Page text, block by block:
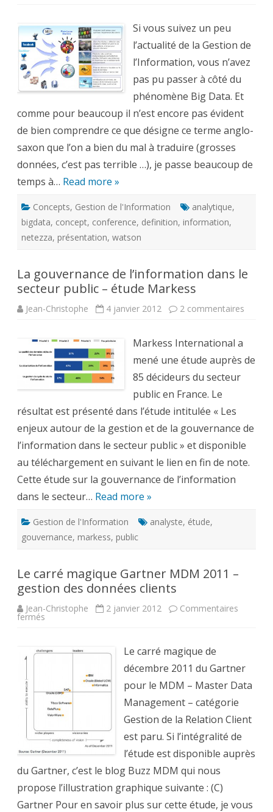
?
Si vous suivez un peu
l’actualité de la Gestion de
l’Information, vous n’avez
pas pu passer à côté du
phénomène Big Data. Et
comme pour beaucoup il n’est encore pas évident
de bien comprendre ce que désigne ce terme anglo-
saxon que l’on a bien du mal à traduire (grosses
données, c’est pas terrible …), je passe beaucoup de
temps à… Read more »
Concepts, Gestion de l'Information analytique,
bigdata, concept, conference, definition, information,
netezza, présentation, watson
La gouvernance de l’information dans le
secteur public – étude Markess
Jean-Christophe 4 janvier 2012 2 commentaires
le
secteur
Markess International a
mené une étude auprès de
85 décideurs du secteur
public en France. Le
résultat est présenté dans l’étude intitulée « Les
enjeux autour de la gestion et de la gouvernance de
l’information dans le secteur public » et disponible
au téléchargement en suivant le lien en fin de note.
Cette étude sur la gouvernance de l’information
dans le secteur… Read more »
Gestion de l'Information analyste, étude,
gouvernance, markess, public
Le carré magique Gartner MDM 2011 –
gestion des données clients
Jean-Christophe 2 janvier 2012 Commentaires
fermés
Gartner
des
données
clients
Le carré magique de
décembre 2011 du Gartner
pour le MDM – Master Data
Management – catégorie
Gestion de la Relation Client
est paru. Si l’intégralité de
l’étude est disponible auprès
du Gartner, c’est le blog Buzz MDM qui nous
propose l’illustration graphique suivante : (C)
Gartner Pour en savoir plus sur cette étude, je vous